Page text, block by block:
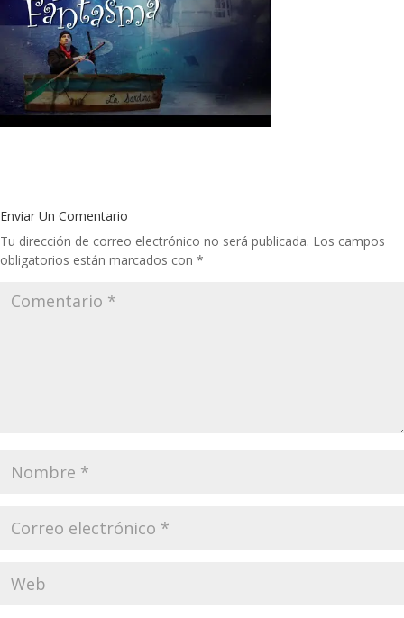
Enviar Un Comentario
Tu dirección de correo electrónico no será publicada. Los campos
obligatorios están marcados con *